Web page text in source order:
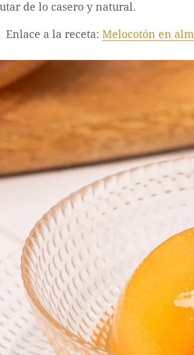
de lo casero y natural.
Enlace a la receta: Melocotón en